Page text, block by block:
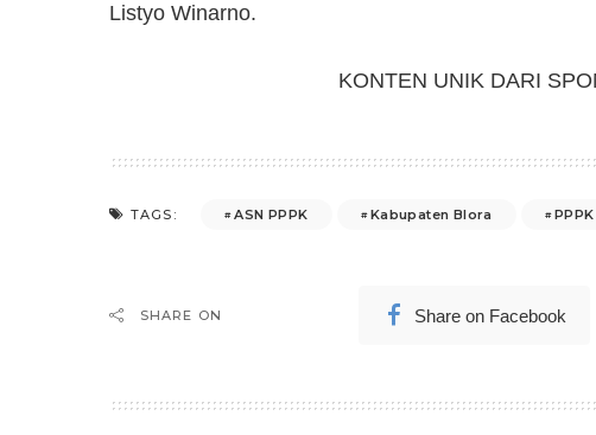
Listyo Winarno.
KONTEN UNIK DARI
TAGS: ASN PPPK Kabupaten Blora PPPK
SHARE ON Share on Facebook